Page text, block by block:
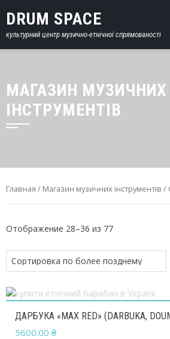
DRUM SPACE
культурний центр музично-етнічної спрямованості
МАГАЗИН МУЗИЧНИХ
ІНСТРУМЕНТІВ
Главная / Магазин музичних інструментів /
Отображение 28–36 из 77
ДАРБУКА «MAX RED» (DARBUKA,
5600.00 ₴